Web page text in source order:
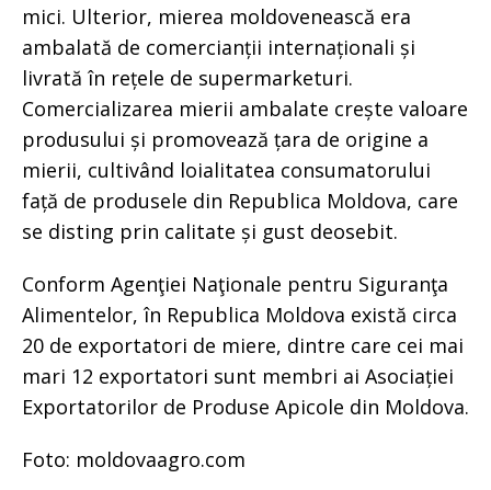
mici. Ulterior, mierea moldovenească era
ambalată de comercianții internaționali și
livrată în rețele de supermarketuri.
Comercializarea mierii ambalate crește valoare
produsului și promovează țara de origine a
mierii, cultivând loialitatea consumatorului
față de produsele din Republica Moldova, care
se disting prin calitate și gust deosebit.
Conform Agenţiei Naţionale pentru Siguranţa
Alimentelor, în Republica Moldova există circa
20 de exportatori de miere, dintre care cei mai
mari 12 exportatori sunt membri ai Asociației
Exportatorilor de Produse Apicole din Moldova.
Foto: moldovaagro.com